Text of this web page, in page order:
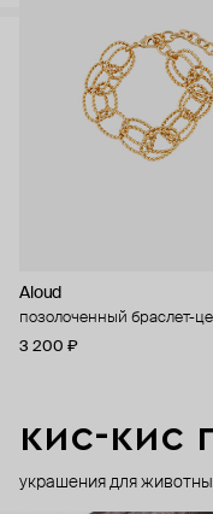
Aloud
позолоченный браслет-
3 200 ₽
кис-кис
украшения для